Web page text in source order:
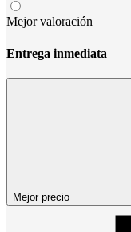
Mejor valoración
Entrega inmediata
Mejor precio